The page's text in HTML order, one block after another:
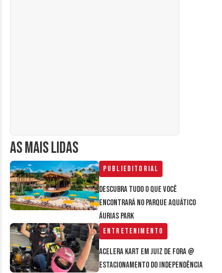
AS MAIS LIDAS
Publieditorial
Descubra tudo o que você
encontrará no parque aquático
Áurias Park
Entretenimento
Acelera Kart em Juiz de Fora @
estacionamento do Independência